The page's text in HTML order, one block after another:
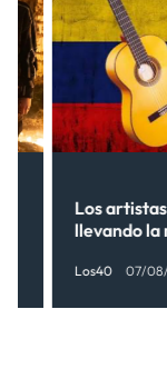
Los
llevando la
Los40 07/